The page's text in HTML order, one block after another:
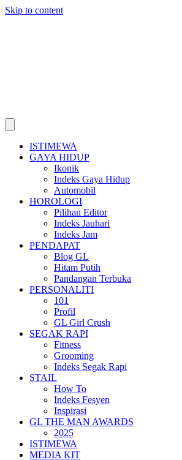
Skip to content
ISTIMEWA
GAYA HIDUP
Ikonik
Indeks Gaya Hidup
Automobil
HOROLOGI
Pilihan Editor
Indeks Jauhari
Indeks Jam
PENDAPAT
Blog GL
Hitam Putih
Pandangan Terbuka
PERSONALITI
101
Profil
GL Girl Crush
SEGAK RAPI
Fitness
Grooming
Indeks Segak Rapi
STAIL
How To
Indeks Fesyen
Inspirasi
GL THE MAN AWARDS
2025
ISTIMEWA
MEDIA KIT